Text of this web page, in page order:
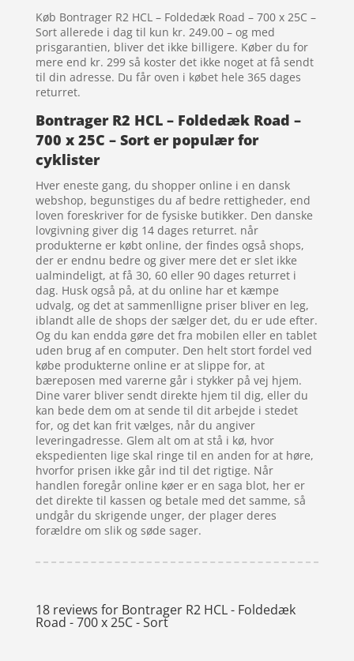
Køb Bontrager R2 HCL – Foldedæk Road – 700 x 25C –
Sort allerede i dag til kun kr. 249.00 – og med
prisgarantien, bliver det ikke billigere. Køber du for
mere end kr. 299 så koster det ikke noget at få sendt
til din adresse. Du får oven i købet hele 365 dages
returret.
Bontrager R2 HCL – Foldedæk Road –
700 x 25C – Sort er populær for
cyklister
Hver eneste gang, du shopper online i en dansk
webshop, begunstiges du af bedre rettigheder, end
loven foreskriver for de fysiske butikker. Den danske
lovgivning giver dig 14 dages returret. når
produkterne er købt online, der findes også shops,
der er endnu bedre og giver mere det er slet ikke
ualmindeligt, at få 30, 60 eller 90 dages returret i
dag. Husk også på, at du online har et kæmpe
udvalg, og det at sammenlligne priser bliver en leg,
iblandt alle de shops der sælger det, du er ude efter.
Og du kan endda gøre det fra mobilen eller en tablet
uden brug af en computer. Den helt stort fordel ved
købe produkterne online er at slippe for, at
bæreposen med varerne går i stykker på vej hjem.
Dine varer bliver sendt direkte hjem til dig, eller du
kan bede dem om at sende til dit arbejde i stedet
for, og det kan frit vælges, når du angiver
leveringadresse. Glem alt om at stå i kø, hvor
ekspedienten lige skal ringe til en anden for at høre,
hvorfor prisen ikke går ind til det rigtige. Når
handlen foregår online køer er en saga blot, her er
det direkte til kassen og betale med det samme, så
undgår du skrigende unger, der plager deres
forældre om slik og søde sager.
18 reviews for Bontrager R2 HCL - Foldedæk
Road - 700 x 25C - Sort